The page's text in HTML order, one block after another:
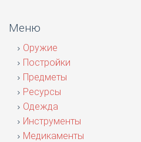
Меню
Оружие
Постройки
Предметы
Ресурсы
Одежда
Инструменты
Медикаменты